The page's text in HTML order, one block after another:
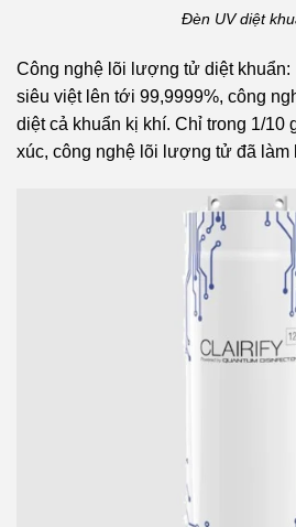
Đèn UV diệt
Công nghệ lõi lượng tử diệt
siêu việt lên tới 99,9999%, công
diệt cả khuẩn kị khí. Chỉ trong 1/10
xúc, công nghệ lõi lượng tử đã làm